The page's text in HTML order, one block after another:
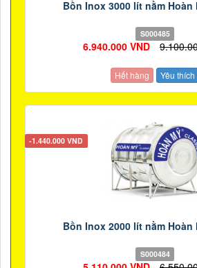
Bồn Inox 3000 lít nằm Hoàn
S000485
6.940.000 VND
Hết hàng Yêu thích
-1.440.000 VND
Bồn Inox 2000 lít nằm Hoàn
S000484